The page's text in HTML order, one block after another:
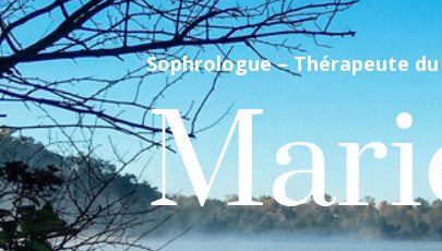
Sophrologue – Thérapeute